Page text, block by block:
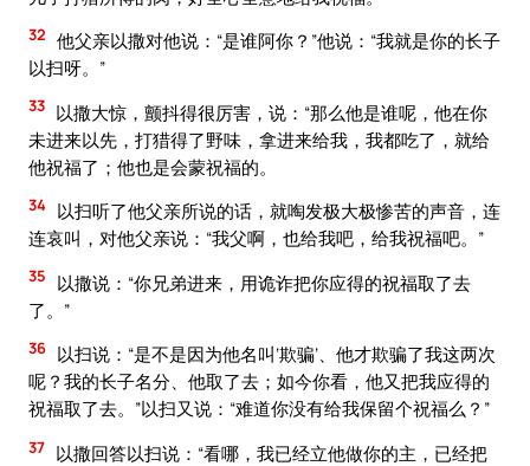
32 他父亲以撒对他说：“是谁阿你？”他说：“我就是你的长子
以扫呀。”
33 以撒大惊，颤抖得很厉害，说：“那么他是谁呢，他在你
未进来以先，打猎得了野味，拿进来给我，我都吃了，就给
他祝福了；他也是会蒙祝福的。
34 以扫听了他父亲所说的话，就啕发极大极惨苦的声音，连
连哀叫，对他父亲说：“我父啊，也给我吧，给我祝福吧。”
35
以撒说：“你兄弟进来，用诡诈把你应得的祝福取了去
了。”
36 以扫说：“是不是因为他名叫‘欺骗’、他才欺骗了我这两次
呢？我的长子名分、他取了去；如今你看，他又把我应得的
祝福取了去。”以扫又说：“难道你没有给我保留个祝福么？”
37 以撒回答以扫说：“看哪，我已经立他做你的主，已经把